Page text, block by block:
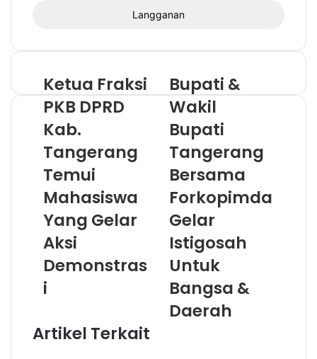
k
a
Ketua Fraksi
PKB DPRD
Kab.
Tangerang
Temui
Mahasiswa
Yang Gelar
Aksi
Demonstras
i
Bupati &
Wakil
Bupati
Tangerang
Bersama
Forkopimda
Gelar
Istigosah
Untuk
Bangsa &
Daerah
Artikel Terkait